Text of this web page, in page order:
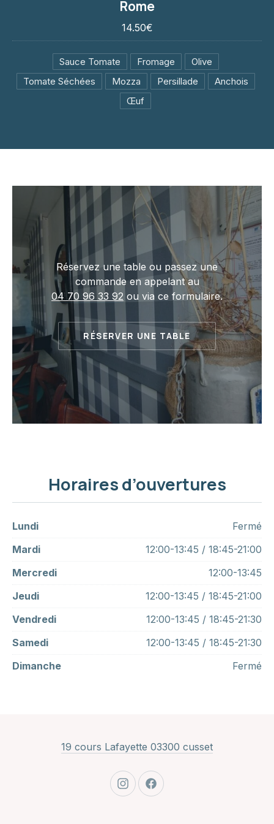
Rome
14.50€
Sauce Tomate Fromage
Olive
Tomate Séchées
Mozza Persillade
Anchois
Œuf
Réservez une table ou passez une
commande en appelant au
04 70 96 33 92 ou via ce formulaire.
RÉSERVER UNE TABLE
Horaires d’ouvertures
Lundi
Fermé
Mardi
12:00-13:45 / 18:45-21:00
Mercredi
12:00-13:45
Jeudi
12:00-13:45 / 18:45-21:00
Vendredi
12:00-13:45 / 18:45-21:30
Samedi
12:00-13:45 / 18:45-21:30
Dimanche
Fermé
19 cours Lafayette 03300 cussetNew Window
New WindowNew Window